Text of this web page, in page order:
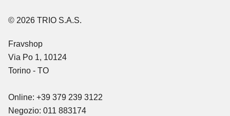
© 2026 TRIO S.A.S.
Fravshop
Via Po 1, 10124
Torino - TO
Online: +39 379 239 3122
Negozio: 011 883174